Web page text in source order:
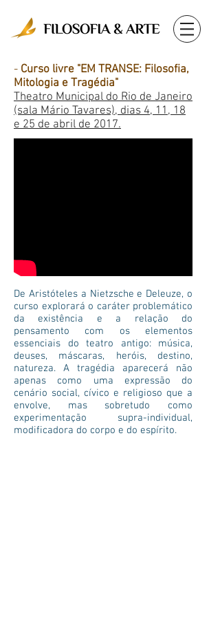
- Curso livre "EM TRANSE: Filosofia,
Mitologia e Tragédia"
Theatro Municipal do Rio de Janeiro
(sala Mário Tavares), dias 4, 11, 18
e 25 de abril de 2017.
De Aristóteles a Nietzsche e Deleuze, o
curso explorará o caráter problemático
da existência e a relação do
pensamento com os elementos
essenciais do teatro antigo: música,
deuses, máscaras, heróis, destino,
natureza. A tragédia aparecerá não
apenas como uma expressão do
cenário social, cívico e religioso que a
envolve, mas sobretudo como
experimentação supra-individual,
modificadora do corpo e do espírito.